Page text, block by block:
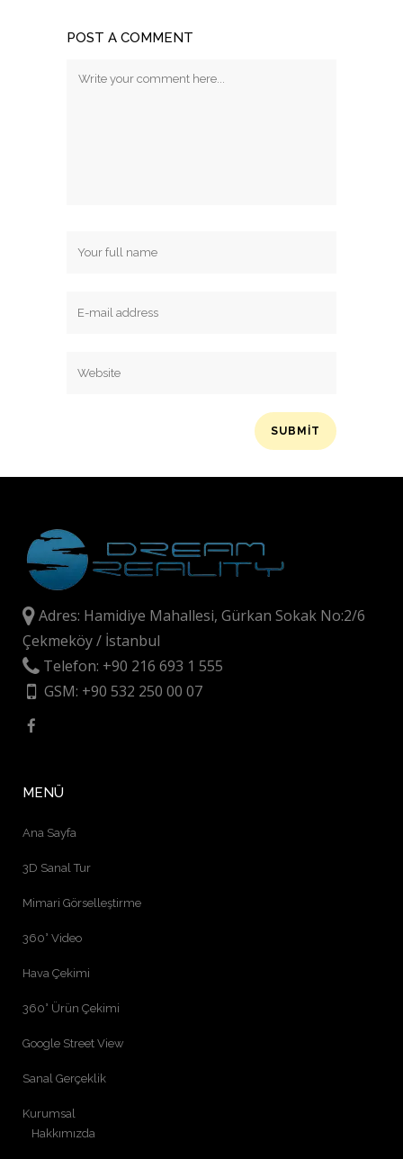
POST A COMMENT
Adres: Hamidiye Mahallesi, Gürkan Sokak No:2/6
Çekmeköy / İstanbul
Telefon: +90 216 693 1 555
GSM: +90 532 250 00 07
MENÜ
Ana Sayfa
3D Sanal Tur
Mimari Görselleştirme
360° Video
Hava Çekimi
360° Ürün Çekimi
Google Street View
Sanal Gerçeklik
Kurumsal
Hakkımızda